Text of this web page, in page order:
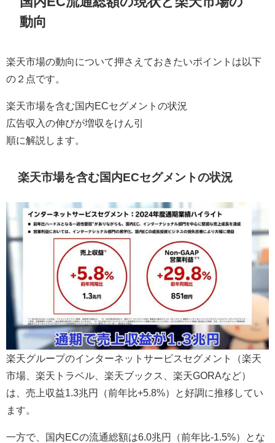
動向
楽天市場の動向について押さえておきたいポイントは以下
の２点です。
楽天市場を含む国内ECセグメントの状況
広告収入の伸びが増収をけん引
順に解説します。
楽天市場を含む国内ECセグメントの状況
楽天グループのインターネットサービスセグメント（楽天
市場、楽天トラベル、楽天ブックス、楽天GORAなど）
は、売上収益1.3兆円（前年比+5.8%）と好調に推移してい
ます。
一方で、国内ECの流通総額は6.0兆円（前年比-1.5%）とな